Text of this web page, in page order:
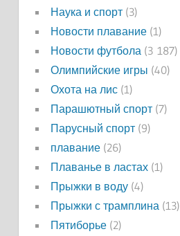
Наука и спорт(3)
Новости плавание(1)
Новости футбола (3 187)
Олимпийские игры (40)
Охота на лис(1)
Парашютный спорт(7)
Парусный спорт(9)
плавание(26)
Плаванье в ластах(1)
Прыжки в воду(4)
Прыжки с трамплина (13)
Пятиборье(2)